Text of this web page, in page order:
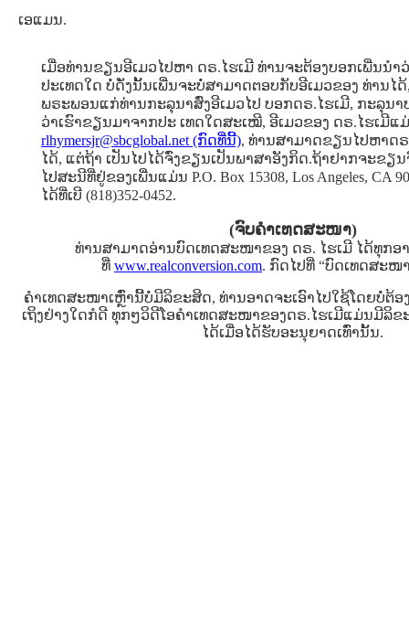
ເອແມນ.
ເມື່ອທ່ານຂຽນອີເມວໄປຫາ ດຣ.ໄຮເມີ ທ່ານຈະຕ້ອງບອກເພີ່ນນໍ
ປະເທດໃດ ບໍ່ດັ່ງນັ້ນເພີ່ນຈະບໍ່ສາມາດຕອບກັບອີເມວຂອງ ທ່ານໄ
ພຣະພອນແກ່ທ່ານກະລຸນາສົ່ງອີເມວໄປ ບອກດຣ.ໄຮເມີ, ກະລຸນາ
ວ່າເຮົາຂຽນມາຈາກປະ ເທດໃດສະເໝີ, ອີເມວຂອງ ດຣ.ໄຮເມີແ
rlhymersjr@sbcglobal.net (ກົດທີ່ນີ້), ທ່ານສາມາດຂຽນໄປຫາດ
ໄດ້, ແຕ່ຖ້າ ເປັນໄປໄດ້ຈົ່ງຂຽນເປັນພາສາອັງກິດ.ຖ້າຢາກຈະຂຽ
ໄປສະນີທີ່ຢູ່ຂອງເພີ່ນແມ່ນ P.O. Box 15308, Los Angeles, CA
ໄດ້ທີ່ເບີ (818)352-0452.
(ຈົບຄຳເທດສະໜາ)
ທ່ານສາມາດອ່ານບົດເທດສະໜາຂອງ ດຣ. ໄຮເມີ ໄດ້ທຸກອາ
ທີ່ www.realconversion.com. ກົດໄປທີ່ “ບົດເທດສະໜ
ຄໍາເທດສະໜາເຫຼົ່ານີ້ບໍ່ມີລິຂະສິດ, ທ່ານອາດຈະເອົາໄປໃຊ້ໂດຍບໍ່ຕ້
ເຖິງຢ່າງໃດກໍດີ ທຸກໆວິດີໂອຄໍາເທດສະໜາຂອງດຣ.ໄຮເມີແມ່ນມີລິຂ
ໄດ້ເມື່ອໄດ້ຮັບອະນຸຍາດເທົ່ານັ້ນ.